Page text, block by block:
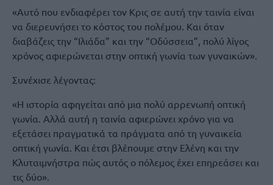
«Αυτό που ενδιαφέρει τον Κρις σε αυτή την ταινία είναι
να διερευνήσει το κόστος του πολέμου. Και όταν
διαβάζεις την “Ιλιάδα” και την “Οδύσσεια”, πολύ λίγος
χρόνος αφιερώνεται στην οπτική γωνία των γυναικών».
Συνέχισε λέγοντας:
«Η ιστορία αφηγείται από μια πολύ αρρενωπή οπτική
γωνία. Αλλά αυτή η ταινία αφιερώνει χρόνο για να
εξετάσει πραγματικά τα πράγματα από τη γυναικεία
οπτική γωνία. Και έτσι βλέπουμε στην Ελένη και την
Κλυταιμνήστρα πώς αυτός ο πόλεμος έχει επηρεάσει και
τις δύο».